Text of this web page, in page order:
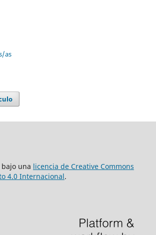
as
bajo una licencia de Creative Commons
4.0 Internacional.